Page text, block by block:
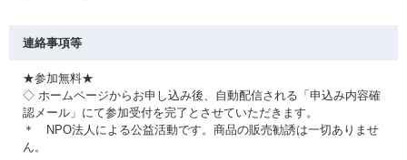
連絡事項等
★参加無料★
◇ ホームページからお申し込み後、自動配信される「申込み内容確
認メール」にて参加受付を完了とさせていただきます。
＊ NPO法人による公益活動です。商品の販売勧誘は一切ありませ
ん。